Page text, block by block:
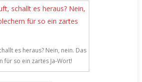
es heraus? Nein, nein. Das
für so ein zartes Ja-Wort!